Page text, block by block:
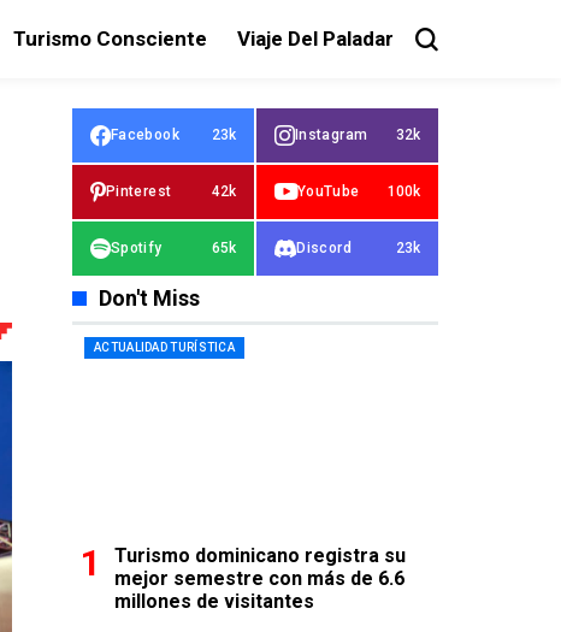
Turismo Consciente Viaje Del Paladar
Facebook 23k Instagram 32k
Pinterest 42k YouTube 100k
Spotify 65k Discord 23k
Don't Miss
ACTUALIDAD TURÍSTICA
Turismo dominicano registra su
mejor semestre con más de 6.6
millones de visitantes